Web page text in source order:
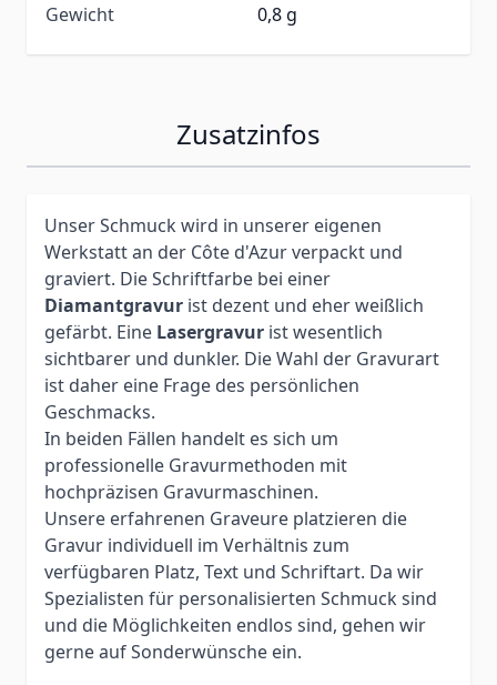
Gewicht
0,8 g
Zusatzinfos
Unser Schmuck wird in unserer eigenen
Werkstatt an der Côte d'Azur verpackt und
graviert. Die Schriftfarbe bei einer
Diamantgravur ist dezent und eher weißlich
gefärbt. Eine Lasergravur ist wesentlich
sichtbarer und dunkler. Die Wahl der Gravurart
ist daher eine Frage des persönlichen
Geschmacks.
In beiden Fällen handelt es sich um
professionelle Gravurmethoden mit
hochpräzisen Gravurmaschinen.
Unsere erfahrenen Graveure platzieren die
Gravur individuell im Verhältnis zum
verfügbaren Platz, Text und Schriftart. Da wir
Spezialisten für personalisierten Schmuck sind
und die Möglichkeiten endlos sind, gehen wir
gerne auf Sonderwünsche ein.